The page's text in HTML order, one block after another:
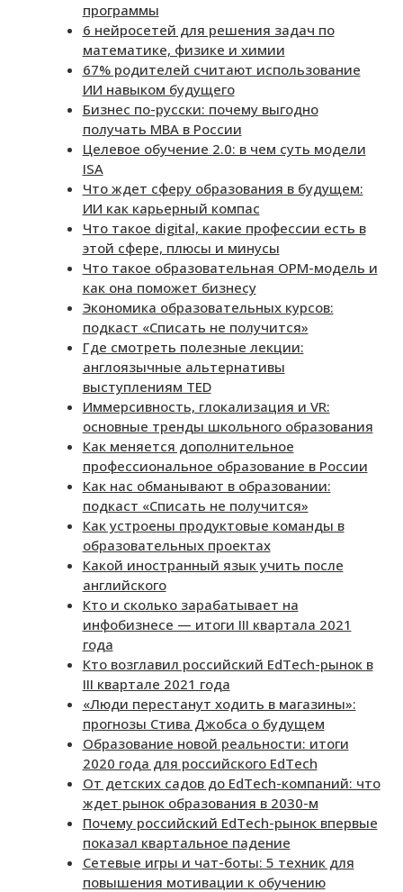
программы
6 нейросетей для решения задач по
математике, физике и химии
67% родителей считают использование
ИИ навыком будущего
Бизнес по-русски: почему выгодно
получать MBA в России
Целевое обучение 2.0: в чем суть модели
ISA
Что ждет сферу образования в будущем:
ИИ как карьерный компас
Что такое digital, какие профессии есть в
этой сфере, плюсы и минусы
Что такое образовательная OPM-модель и
как она поможет бизнесу
Экономика образовательных курсов:
подкаст «Списать не получится»
Где смотреть полезные лекции:
англоязычные альтернативы
выступлениям TED
Иммерсивность, глокализация и VR:
основные тренды школьного образования
Как меняется дополнительное
профессиональное образование в России
Как нас обманывают в образовании:
подкаст «Списать не получится»
Как устроены продуктовые команды в
образовательных проектах
Какой иностранный язык учить после
английского
Кто и сколько зарабатывает на
инфобизнесе — итоги III квартала 2021
года
Кто возглавил российский EdTech-рынок в
III квартале 2021 года
«Люди перестанут ходить в магазины»:
прогнозы Стива Джобса о будущем
Образование новой реальности: итоги
2020 года для российского EdTech
От детских садов до EdTech-компаний: что
ждет рынок образования в 2030-м
Почему российский EdTech-рынок впервые
показал квартальное падение
Сетевые игры и чат-боты: 5 техник для
повышения мотивации к обучению